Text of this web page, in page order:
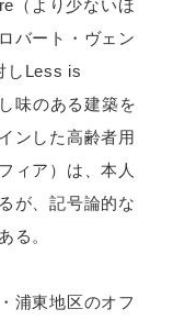
（より少ないほ
バート・ヴェン
しLess is
味のある建築を
ンした高齢者用
ィア）は、本人
が、記号論的な
る。
浦東地区のオフ